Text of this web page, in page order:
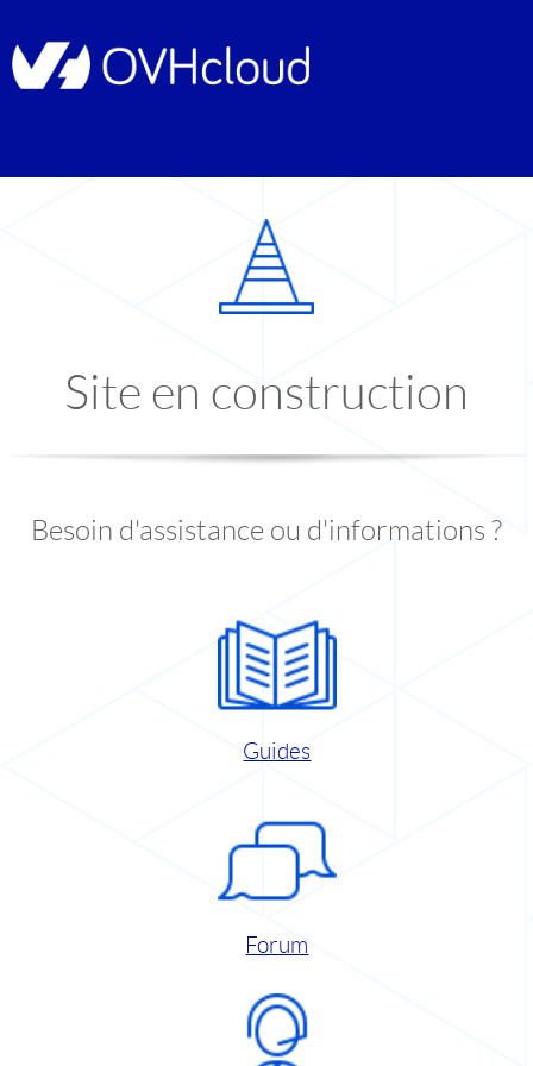
Site en construction
Besoin d'assistance ou d'informations ?
Guides
Forum